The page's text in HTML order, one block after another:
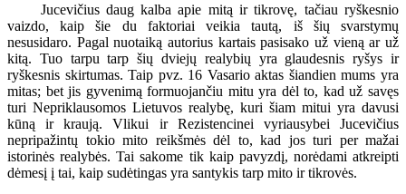
Jucevičius daug kalba apie mitą ir tikrovę, tačiau ryškesnio
vaizdo, kaip šie du faktoriai veikia tautą, iš šių svarstymų
nesusidaro. Pagal nuotaiką autorius kartais pasisako už vieną ar už
kitą. Tuo tarpu tarp šių dviejų realybių yra glaudesnis ryšys ir
ryškesnis skirtumas. Taip pvz. 16 Vasario aktas šiandien mums yra
mitas; bet jis gyvenimą formuojančiu mitu yra dėl to, kad už savęs
turi Nepriklausomos Lietuvos realybę, kuri šiam mitui yra davusi
kūną ir kraują. Vlikui ir Rezistencinei vyriausybei Jucevičius
nepripažintų tokio mito reikšmės dėl to, kad jos turi per mažai
istorinės realybės. Tai sakome tik kaip pavyzdį, norėdami atkreipti
dėmesį į tai, kaip sudėtingas yra santykis tarp mito ir tikrovės.